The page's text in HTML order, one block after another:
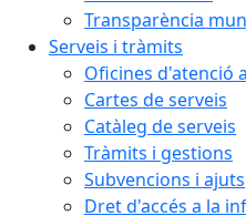
Transparència
Serveis i tràmits
Oficines d'atenció
Cartes de serveis
Catàleg de serveis
Tràmits i gestions
Subvencions i ajuts
Dret d'accés a la